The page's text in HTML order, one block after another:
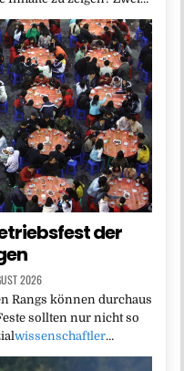
der
2026
Rangs können durchaus
sollten nur nicht so
wissenschaftler…